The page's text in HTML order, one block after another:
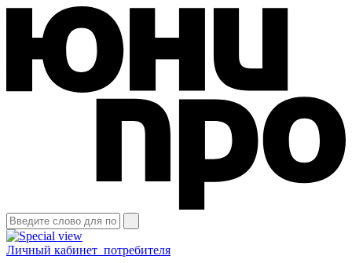
Личный кабинет потребителя